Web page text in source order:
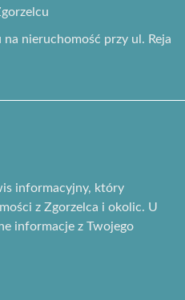
na nieruchomość przy ul. Reja
informacyjny, który
z Zgorzelca i okolic. U
informacje z Twojego